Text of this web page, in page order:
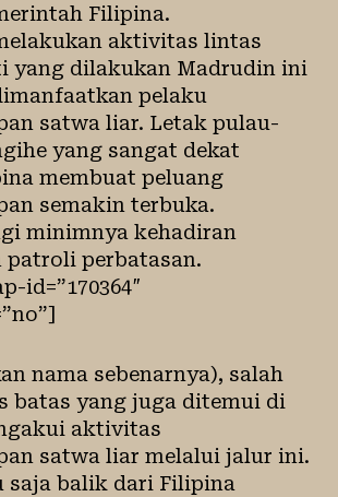
Filipina.
aktivitas lintas
yang dilakukan Madrudin ini
pelaku
satwa liar. Letak pulau-
yang sangat dekat
membuat peluang
semakin terbuka.
minimnya kehadiran
patroli perbatasan.
id=”170364″
nama sebenarnya), salah
batas yang juga ditemui di
aktivitas
satwa liar melalui jalur ini.
saja balik dari Filipina